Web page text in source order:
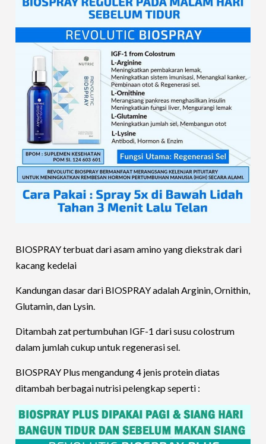
BIOSPRAY terbuat dari asam amino yang diekstrak dari
kacang kedelai
Kandungan dasar dari BIOSPRAY adalah Arginin, Ornithin,
Glutamin, dan Lysin.
Ditambah zat pertumbuhan IGF-1 dari susu colostrum
dalam jumlah cukup untuk regenerasi sel.
BIOSPRAY Plus mengandung 4 jenis protein diatas
ditambah berbagai nutrisi pelengkap seperti :